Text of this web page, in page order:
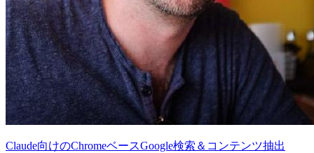
Claude向けのChromeベースGoogle検索＆コンテンツ抽出